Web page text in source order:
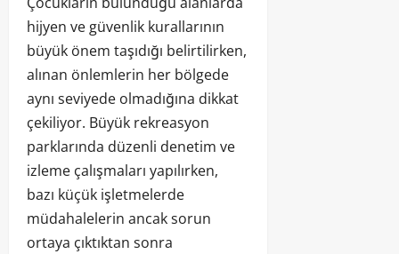
hijyen ve güvenlik kurallarının
büyük önem taşıdığı belirtilirken,
alınan önlemlerin her bölgede
aynı seviyede olmadığına dikkat
çekiliyor. Büyük rekreasyon
parklarında düzenli denetim ve
izleme çalışmaları yapılırken,
bazı küçük işletmelerde
müdahalelerin ancak sorun
ortaya çıktıktan sonra